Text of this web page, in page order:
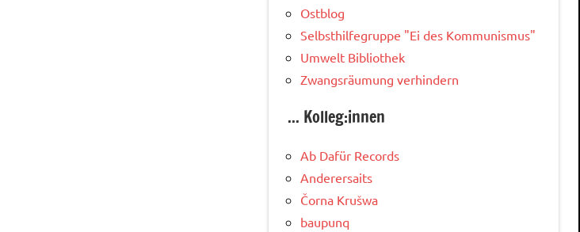
Ostblog
Selbsthilfegruppe "Ei des Kommunismus"
Umwelt Bibliothek
Zwangsräumung verhindern
... Kolleg:innen
Ab Dafür Records
Anderersaits
Čorna Krušwa
baupunq